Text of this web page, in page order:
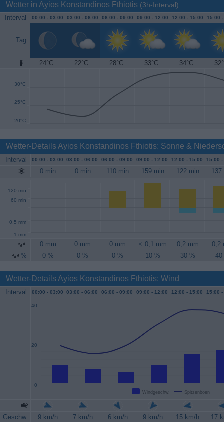
Wetter in Ayios Konstandinos Fthiotis (3h-Interval)
Interval 00:00 - 03:00 03:00 - 06:00 06:00 - 09:00 09:00 - 12:00 12:00 - 15:00 15:00
Tag
24°C 22°C 28°C 33°C 34°C
20°C
25°C
30°C
35°C
Wetter-Details Ayios Konstandinos Fthiotis: Sonne &
Interval 00:00 - 03:00 03:00 - 06:00 06:00 - 09:00 09:00 - 12:00 12:00 - 15:00 15:00 -
0 min 0 min 110 min 159 min 122 min 137
60 min
120 min
0.5 mm
1 mm
0 mm 0 mm 0 mm < 0,1 mm 0,2 mm
0,2
%
0 % 0 % 0 % 10 % 30 % 40
Wetter-Details Ayios Konstandinos Fthiotis: Wind
Interval 00:00 - 03:00 03:00 - 06:00 06:00 - 09:00 09:00 - 12:00 12:00 - 15:00 15:00 -
Windgeschw. Spitzenböen
0
20
40
Geschw. 9 km/h 7 km/h 6 km/h 9 km/h 15 km/h
17